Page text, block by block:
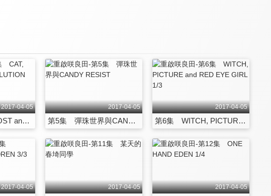
2017-04-05
第4集 CAT, GHOST and REVOLUTION SUNDAY 2/2
2017-04-05
第5集 彈珠世界與CANDY RESIST
2017-04-05
第6集 WITCH, PICTURE and RED EYE GIRL 1/3
2017-04-05 2017-04-05 2017-04-05